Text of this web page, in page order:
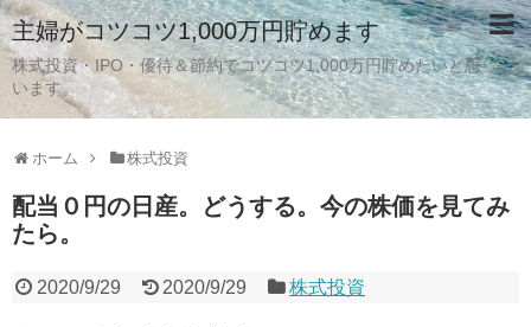
主婦がコツコツ1,000万円貯めます
株式投資・IPO・優待＆節約でコツコツ1,000万円貯めたいと思
います。
ホーム 株式投資
配当０円の日産。どうする。今の株価を見てみ
たら。
2020/9/29 2020/9/29 株式投資